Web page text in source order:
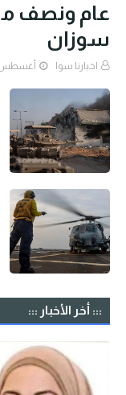
عام ونصف
سوزان
اخبارنا سوا أغسطس 05,
::: أخر الأخبار :::